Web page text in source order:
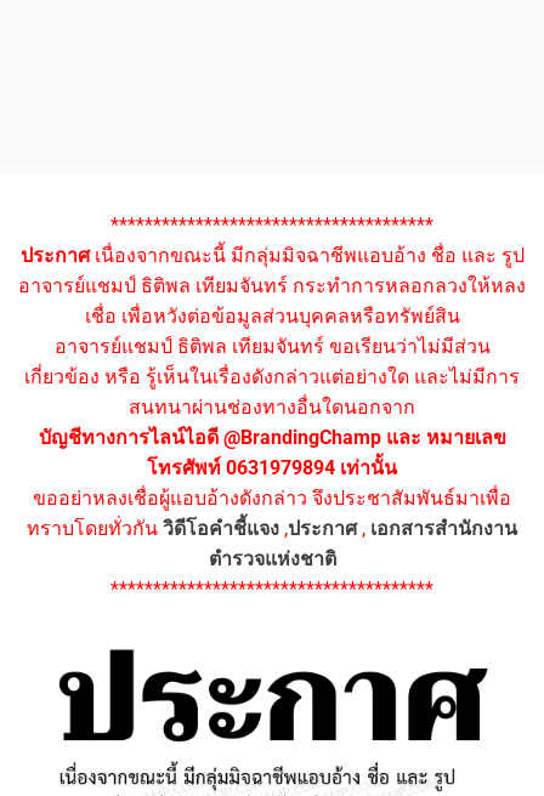
**************************************
ประกาศเนื่องจากขณะนี้ มีกลุ่มมิจฉาชีพแอบอ้าง ชื่อ และ รูป
อาจารย์แชมป์ ธิติพล เทียมจันทร์ กระทำการหลอกลวงให้หลง
เชื่อ เพื่อหวังต่อข้อมูลส่วนบุคคลหรือทรัพย์สิน
อาจารย์แชมป์ ธิติพล เทียมจันทร์ ขอเรียนว่าไม่มีส่วน
เกี่ยวข้อง หรือ รู้เห็นในเรื่องดังกล่าวแต่อย่างใด และไม่มีการ
สนทนาผ่านช่องทางอื่นใดนอกจาก
บัญชีทางการไลน์ไอดี @BrandingChamp และ หมายเลข
โทรศัพท์ 0631979894 เท่านั้น
ขออย่าหลงเชื่อผู้แอบอ้างดังกล่าว จึงประชาสัมพันธ์มาเพื่อ
ทราบโดยทั่วกัน วิดีโอคำชี้แจง ,ประกาศ, เอกสารสำนักงาน
ตำรวจแห่งชาติ
**************************************